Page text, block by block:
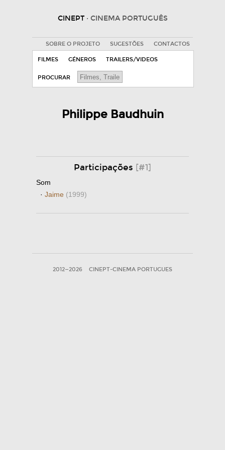
CINEPT · CINEMA PORTUGUÊS
SOBRE O PROJETO SUGESTÕES CONTACTOS
FILMES GÉNEROS TRAILERS/VIDEOS
PROCURAR
Philippe Baudhuin
Participações [#1]
Som
· Jaime (1999)
2012—2026 CINEPT-CINEMA PORTUGUES